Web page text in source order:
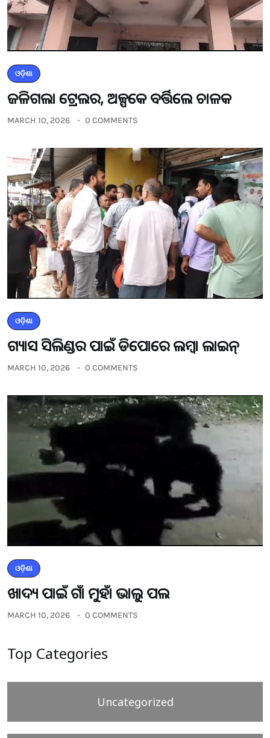
ଓଡ଼ିଶା
ଜଳିଗଲା ଟ୍ରେଲର, ଅଳ୍ପକେ ବର୍ତ୍ତିଲେ ଚାଳକ
MARCH 10, 2026 0 COMMENTS
ଓଡ଼ିଶା
ଗ୍ୟାସ ସିଲିଣ୍ଡର ପାଇଁ ଡିପୋରେ ଲମ୍ବା ଲାଇନ୍
MARCH 10, 2026 0 COMMENTS
ଓଡ଼ିଶା
ଖାଦ୍ୟ ପାଇଁ ଗାଁ ମୁହାଁ ଭାଲୁ ପଲ
MARCH 10, 2026 0 COMMENTS
Top Categories
Uncategorized